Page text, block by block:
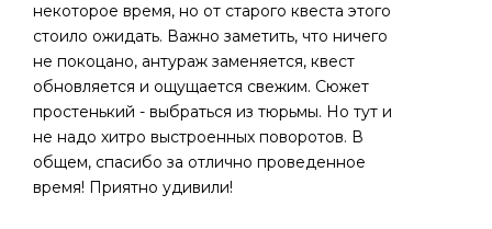
некоторое время, но от старого квеста этого
стоило ожидать. Важно заметить, что ничего
не покоцано, антураж заменяется, квест
обновляется и ощущается свежим. Сюжет
простенький - выбраться из тюрьмы. Но тут и
не надо хитро выстроенных поворотов. В
общем, спасибо за отлично проведенное
время! Приятно удивили!